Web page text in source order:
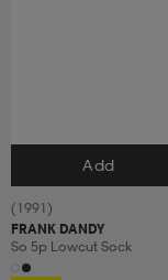
Velg størrelse
Add
(1991)
FRANK DANDY
So 5p Lowcut Sock